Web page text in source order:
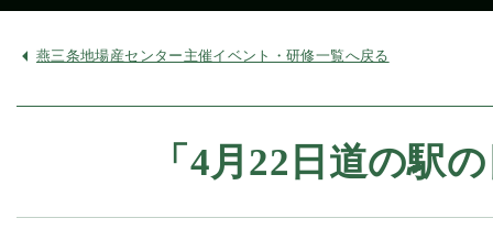
燕三条地場産センター主催イベント・研修一覧へ戻る
「4月22日道の駅